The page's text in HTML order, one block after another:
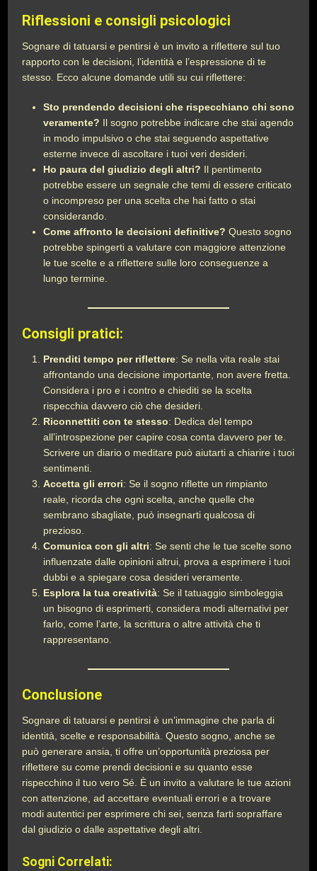
Riflessioni e consigli psicologici
Sognare di tatuarsi e pentirsi è un invito a riflettere sul tuo
rapporto con le decisioni, l’identità e l’espressione di te
stesso. Ecco alcune domande utili su cui riflettere:
Sto prendendo decisioni che rispecchiano chi sono
veramente? Il sogno potrebbe indicare che stai agendo
in modo impulsivo o che stai seguendo aspettative
esterne invece di ascoltare i tuoi veri desideri.
Ho paura del giudizio degli altri? Il pentimento
potrebbe essere un segnale che temi di essere criticato
o incompreso per una scelta che hai fatto o stai
considerando.
Come affronto le decisioni definitive? Questo sogno
potrebbe spingerti a valutare con maggiore attenzione
le tue scelte e a riflettere sulle loro conseguenze a
lungo termine.
Consigli pratici:
Prenditi tempo per riflettere: Se nella vita reale stai
affrontando una decisione importante, non avere fretta.
Considera i pro e i contro e chiediti se la scelta
rispecchia davvero ciò che desideri.
Riconnettiti con te stesso: Dedica del tempo
all’introspezione per capire cosa conta davvero per te.
Scrivere un diario o meditare può aiutarti a chiarire i tuoi
sentimenti.
Accetta gli errori: Se il sogno riflette un rimpianto
reale, ricorda che ogni scelta, anche quelle che
sembrano sbagliate, può insegnarti qualcosa di
prezioso.
Comunica con gli altri: Se senti che le tue scelte sono
influenzate dalle opinioni altrui, prova a esprimere i tuoi
dubbi e a spiegare cosa desideri veramente.
Esplora la tua creatività: Se il tatuaggio simboleggia
un bisogno di esprimerti, considera modi alternativi per
farlo, come l’arte, la scrittura o altre attività che ti
rappresentano.
Conclusione
Sognare di tatuarsi e pentirsi è un’immagine che parla di
identità, scelte e responsabilità. Questo sogno, anche se
può generare ansia, ti offre un’opportunità preziosa per
riflettere su come prendi decisioni e su quanto esse
rispecchino il tuo vero Sé. È un invito a valutare le tue azioni
con attenzione, ad accettare eventuali errori e a trovare
modi autentici per esprimere chi sei, senza farti sopraffare
dal giudizio o dalle aspettative degli altri.
Sogni Correlati: